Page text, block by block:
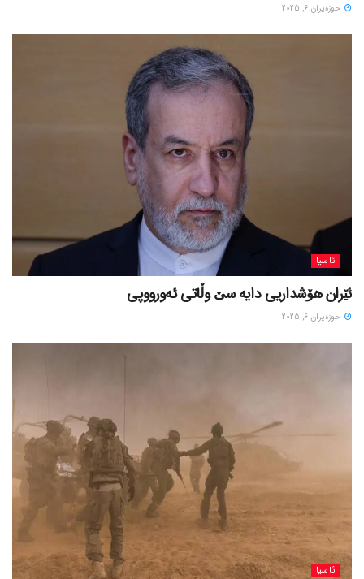
حوزه‌یران 6, 2025
ئاسیا
ئێران هۆشداریی دایە سێ وڵاتی ئەورووپی
حوزه‌یران 6, 2025
ئاسیا